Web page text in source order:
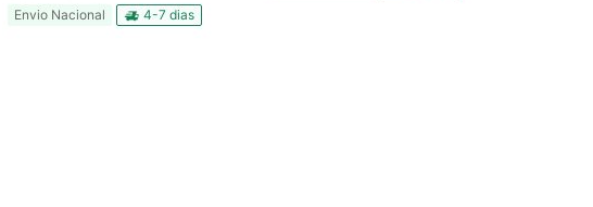
Envio Nacional 4-7 dias